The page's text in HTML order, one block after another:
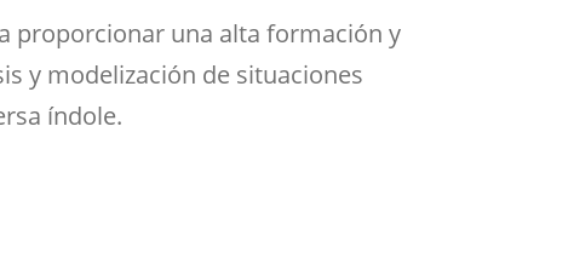
Aula de Kultura
ASEF
y acción
Impresos
proporcionar una alta formación y
y modelización de situaciones
índole.